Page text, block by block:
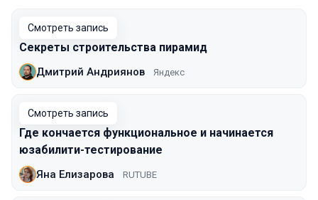
Смотреть запись
Секреты строительства пирамид
Дмитрий Андриянов Яндекс
Смотреть запись
Где кончается функциональное и начинается
юзабилити-тестирование
Яна Елизарова RUTUBE